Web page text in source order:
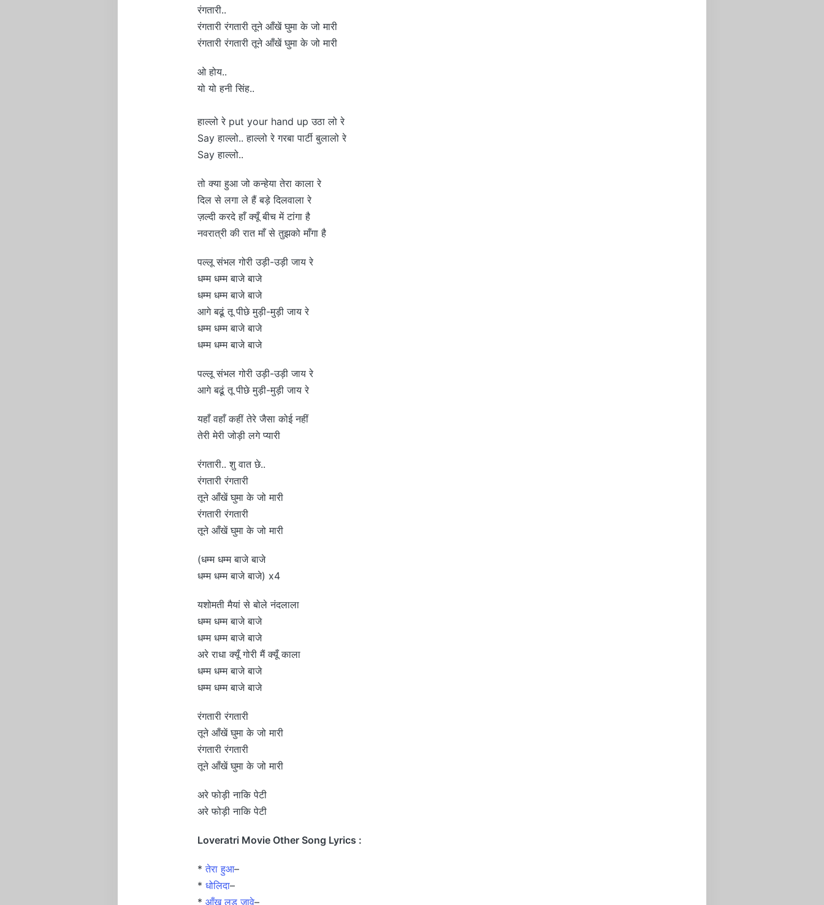
रंगतारी..
रंगतारी रंगतारी तूने आँखें घुमा के जो मारी
रंगतारी रंगतारी तूने आँखें घुमा के जो मारी
ओ होय..
यो यो हनी सिंह..
हाल्लो रे put your hand up उठा लो रे
Say हाल्लो.. हाल्लो रे गरबा पार्टी बुलालो रे
Say हाल्लो..
तो क्या हुआ जो कन्हेया तेरा काला रे
दिल से लगा ले हैं बड़े दिलवाला रे
ज़ल्दी करदे हाँ क्यूँ बीच में टांगा है
नवरात्री की रात माँ से तुझको माँगा है
पल्लू संभल गोरी उड़ी-उड़ी जाय रे
धम्म धम्म बाजे बाजे
धम्म धम्म बाजे बाजे
आगे बढूं तू पीछे मुड़ी-मुड़ी जाय रे
धम्म धम्म बाजे बाजे
धम्म धम्म बाजे बाजे
पल्लू संभल गोरी उड़ी-उड़ी जाय रे
आगे बढूं तू पीछे मुड़ी-मुड़ी जाय रे
यहाँ वहाँ कहीं तेरे जैसा कोई नहीं
तेरी मेरी जोड़ी लगे प्यारी
रंगतारी.. शु वात छे..
रंगतारी रंगतारी
तूने आँखें घुमा के जो मारी
रंगतारी रंगतारी
तूने आँखें घुमा के जो मारी
(धम्म धम्म बाजे बाजे
धम्म धम्म बाजे बाजे) x4
यशोमती मैयां से बोले नंदलाला
धम्म धम्म बाजे बाजे
धम्म धम्म बाजे बाजे
अरे राधा क्यूँ गोरी मैं क्यूँ काला
धम्म धम्म बाजे बाजे
धम्म धम्म बाजे बाजे
रंगतारी रंगतारी
तूने आँखें घुमा के जो मारी
रंगतारी रंगतारी
तूने आँखें घुमा के जो मारी
अरे फोड़ी नाकि पेटी
अरे फोड़ी नाकि पेटी
Loveratri Movie Other Song Lyrics :
*तेरा हुआ–
* धोलिदा–
* आँख लड़ जावे–